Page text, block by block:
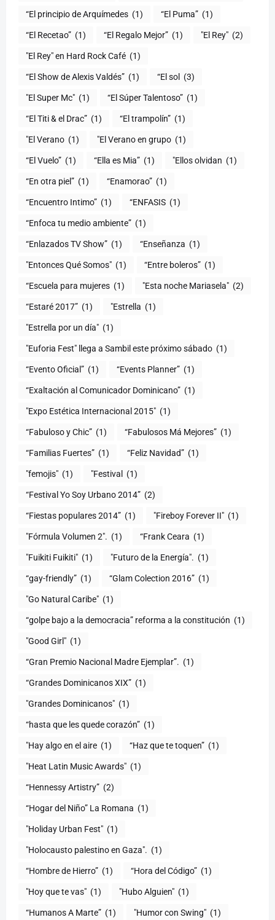
“El principio de Arquímedes (1) “El Puma” (1)
“El Recetao” (1) “El Regalo Mejor” (1) "El Rey" (2)
"El Rey" en Hard Rock Café (1)
“El Show de Alexis Valdés” (1) “El sol (3)
"El Super Mc" (1) (1)
“El Titi & el Drac” (1) “El trampolín” (1)
"El Verano (1) "El Verano en grupo (1)
(1) “Ella es Mia” (1) "Ellos olvidan (1)
“En otra piel” (1) “Enamorao” (1)
“Encuentro Intimo” (1) “ENFASIS (1)
“Enfoca tu medio ambiente” (1)
“Enlazados TV Show” (1) “Enseñanza (1)
"Entonces Qué Somos" (1) “Entre boleros” (1)
“Escuela para mujeres (1) "Esta noche Mariasela" (2)
“Estaré 2017” (1) "Estrella (1)
"Estrella por un día" (1)
"Euforia Fest" llega a Sambil este próximo sábado (1)
“Evento Oficial” (1) “Events Planner” (1)
“Exaltación al Comunicador Dominicano” (1)
"Expo Estética Internacional 2015" (1)
“Fabuloso y Chic” (1) “Fabulosos Má Mejores” (1)
“Familias Fuertes” (1) “Feliz Navidad” (1)
"femojis" (1) "Festival (1)
“Festival Yo Soy Urbano 2014” (2)
“Fiestas populares 2014” (1) "Fireboy Forever II" (1)
"Fórmula Volumen 2". (1) “Frank Ceara (1)
"Fuikiti Fuikiti" (1) "Futuro de la Energía". (1)
“gay-friendly” (1) “Glam Colection 2016” (1)
"Go Natural Caribe" (1)
“golpe bajo a la democracia” reforma a la constitución (1)
"Good Girl" (1)
“Gran Premio Nacional Madre Ejemplar”. (1)
“Grandes Dominicanos XIX” (1)
"Grandes Dominicanos" (1)
(1)
"Hay algo en el aire (1) “Haz que te toquen” (1)
"Heat Latin Music Awards" (1)
“Hennessy Artistry” (2)
“Hogar del Niño” La Romana (1)
(1)
"Holocausto palestino en Gaza". (1)
“Hombre de Hierro” (1) (1)
"Hoy que te vas" (1) "Hubo Alguien" (1)
“Humanos A Marte” (1) "Humor con Swing" (1)